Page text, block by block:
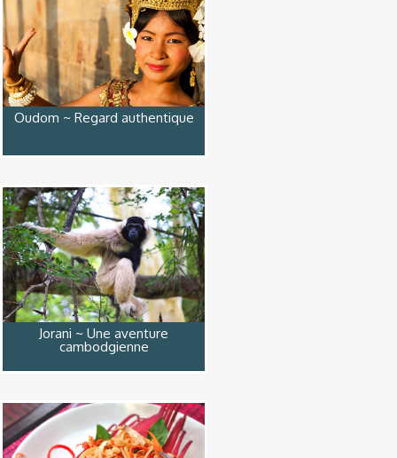
Oudom ~ Regard authentique
Jorani ~ Une aventure
cambodgienne